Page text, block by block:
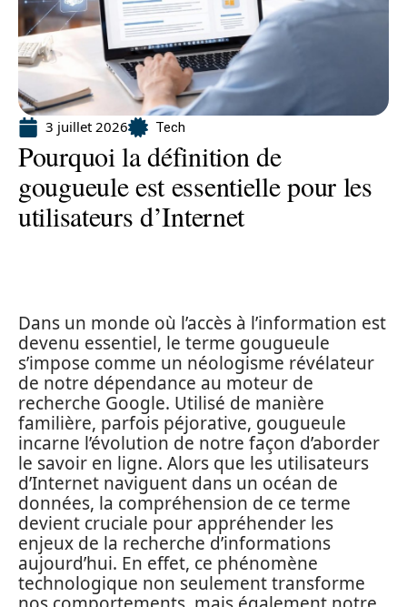
3 juillet 2026 Tech
Pourquoi la définition de
gougueule est essentielle pour les
utilisateurs d’Internet
Dans un monde où l’accès à l’information est
devenu essentiel, le terme gougueule
s’impose comme un néologisme révélateur
de notre dépendance au moteur de
recherche Google. Utilisé de manière
familière, parfois péjorative, gougueule
incarne l’évolution de notre façon d’aborder
le savoir en ligne. Alors que les utilisateurs
d’Internet naviguent dans un océan de
données, la compréhension de ce terme
devient cruciale pour appréhender les
enjeux de la recherche d’informations
aujourd’hui. En effet, ce phénomène
technologique non seulement transforme